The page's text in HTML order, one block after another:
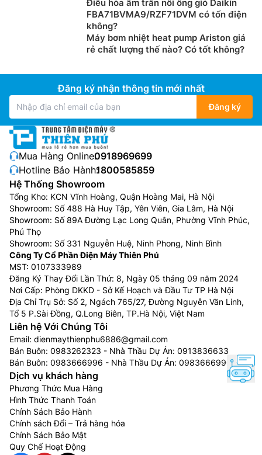
Điều hòa âm trần nối ống gió Daikin
FBA71BVMA9/RZF71DVM có tốn điện
không?
Máy bơm nhiệt heat pump Ariston giá
rẻ chất lượng thế nào? Có tốt không?
Đăng ký nhận thông tin mới nhất
Đăng ký
Mua Hàng Online:0918969699
Hotline Bảo Hành:1800585859
Hệ Thống Showroom
Tổng Kho: KCN Vĩnh Hoàng, Quận Hoàng Mai, Hà Nội
Showroom: Số 488 Hà Huy Tập, Yên Viên, Gia Lâm, Hà Nội
Showroom: Số 89A Đường Lạc Long Quân, Phường Vĩnh Phúc,
Phú Thọ
Showroom: Số 331 Nguyễn Huệ, Ninh Phong, Ninh Bình
Công Ty Cổ Phần Điện Máy Thiên Phú
MST: 0107333989
Đăng Ký Thay Đổi Lần Thứ: 8, Ngày 05 tháng 09 năm 2024
Nơi Cấp: Phòng DKKD - Sở Kế Hoạch và Đầu Tư TP Hà Nội
Địa Chỉ Trụ Sở: Số 2, Ngách 765/27, Đường Nguyễn Văn Linh,
Tổ 5 P.Sài Đồng, Q.Long Biên, TP.Hà Nội, Việt Nam
Liên hệ Với Chúng Tôi
Email: dienmaythienphu6886@gmail.com
Bán Buôn: 0983262323 - Nhà Thầu Dự Án: 0913836633
Bán Buôn: 0983666996 - Nhà Thầu Dự Án: 0983666996
Dịch vụ khách hàng
Phương Thức Mua Hàng
Hình Thức Thanh Toán
Chính Sách Bảo Hành
Chính sách Đổi – Trả hàng hóa
Chính Sách Bảo Mật
Quy Chế Hoạt Động